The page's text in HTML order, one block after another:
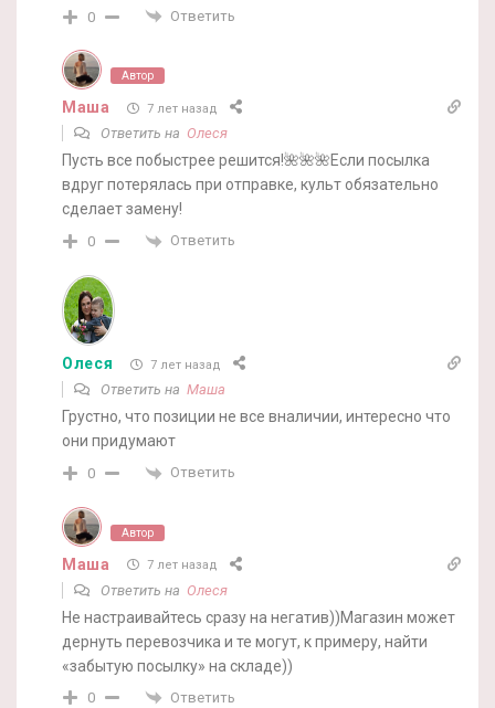
0 Ответить
Автор
Маша 7 лет назад
Ответить на Олеся
Пусть все побыстрее решится!🌺🌺🌺Если посылка
вдруг потерялась при отправке, культ обязательно
сделает замену!
0 Ответить
Олеся 7 лет назад
Ответить на Маша
Грустно, что позиции не все вналичии, интересно что
они придумают
0 Ответить
Автор
Маша 7 лет назад
Ответить на Олеся
Не настраивайтесь сразу на негатив))Магазин может
дернуть перевозчика и те могут, к примеру, найти
«забытую посылку» на складе))
0 Ответить